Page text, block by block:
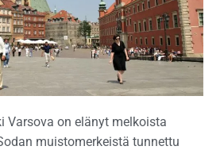
Varsova on elänyt melkoista
muistomerkeistä tunnettu